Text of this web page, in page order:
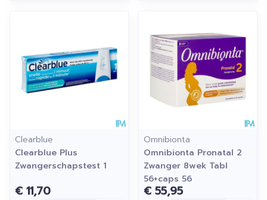
Clearblue
Clearblue Plus
Zwangerschapstest 1
€ 11,70
Omnibionta
Omnibionta Pronatal 2
Zwanger 8wek Tabl
56+caps 56
€ 55,95